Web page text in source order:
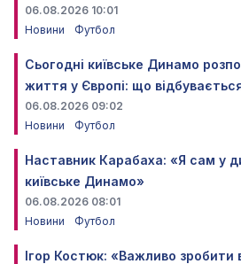
06.08.2026 10:01
Новини
Футбол
Сьогодні київське Динамо
життя у Європі: що
06.08.2026 09:02
Новини
Футбол
Наставник Карабаха: «Я сам у
київське Динамо»
06.08.2026 08:01
Новини
Футбол
Ігор Костюк: «Важливо зробити